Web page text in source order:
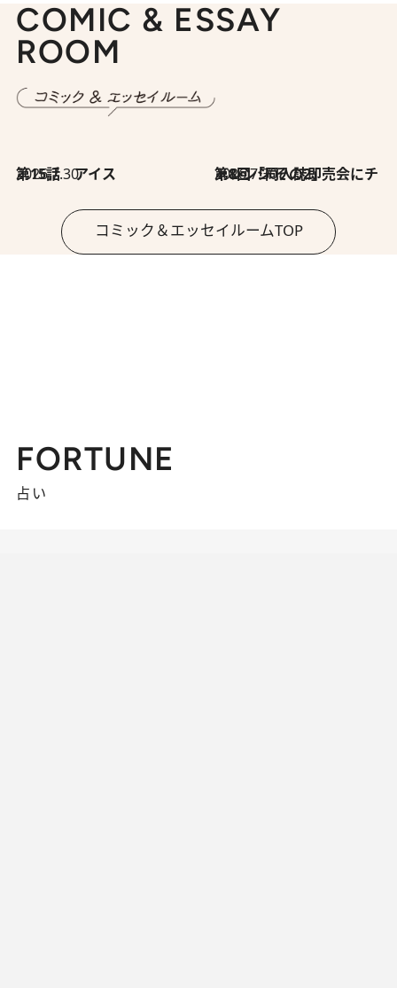
COMIC & ESSAY
ROOM
2026.7.30
第15話 アイス 2026.7.30
第8回「同人誌即売会にチャレンジ その2」
コミック＆エッセイルームTOP
FORTUNE
占い